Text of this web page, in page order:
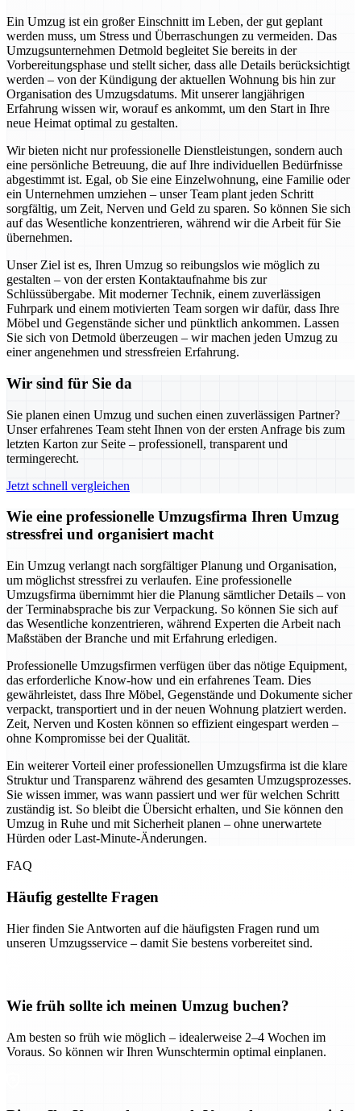
Ein Umzug ist ein großer Einschnitt im Leben, der gut geplant
werden muss, um Stress und Überraschungen zu vermeiden. Das
Umzugsunternehmen Detmold begleitet Sie bereits in der
Vorbereitungsphase und stellt sicher, dass alle Details berücksichtigt
werden – von der Kündigung der aktuellen Wohnung bis hin zur
Organisation des Umzugsdatums. Mit unserer langjährigen
Erfahrung wissen wir, worauf es ankommt, um den Start in Ihre
neue Heimat optimal zu gestalten.
Wir bieten nicht nur professionelle Dienstleistungen, sondern auch
eine persönliche Betreuung, die auf Ihre individuellen Bedürfnisse
abgestimmt ist. Egal, ob Sie eine Einzelwohnung, eine Familie oder
ein Unternehmen umziehen – unser Team plant jeden Schritt
sorgfältig, um Zeit, Nerven und Geld zu sparen. So können Sie sich
auf das Wesentliche konzentrieren, während wir die Arbeit für Sie
übernehmen.
Unser Ziel ist es, Ihren Umzug so reibungslos wie möglich zu
gestalten – von der ersten Kontaktaufnahme bis zur
Schlüssübergabe. Mit moderner Technik, einem zuverlässigen
Fuhrpark und einem motivierten Team sorgen wir dafür, dass Ihre
Möbel und Gegenstände sicher und pünktlich ankommen. Lassen
Sie sich von Detmold überzeugen – wir machen jeden Umzug zu
einer angenehmen und stressfreien Erfahrung.
Wir sind für Sie da
Sie planen einen Umzug und suchen einen zuverlässigen Partner?
Unser erfahrenes Team steht Ihnen von der ersten Anfrage bis zum
letzten Karton zur Seite – professionell, transparent und
termingerecht.
Jetzt schnell vergleichen
Wie eine professionelle Umzugsfirma Ihren Umzug
stressfrei und organisiert macht
Ein Umzug verlangt nach sorgfältiger Planung und Organisation,
um möglichst stressfrei zu verlaufen. Eine professionelle
Umzugsfirma übernimmt hier die Planung sämtlicher Details – von
der Terminabsprache bis zur Verpackung. So können Sie sich auf
das Wesentliche konzentrieren, während Experten die Arbeit nach
Maßstäben der Branche und mit Erfahrung erledigen.
Professionelle Umzugsfirmen verfügen über das nötige Equipment,
das erforderliche Know-how und ein erfahrenes Team. Dies
gewährleistet, dass Ihre Möbel, Gegenstände und Dokumente sicher
verpackt, transportiert und in der neuen Wohnung platziert werden.
Zeit, Nerven und Kosten können so effizient eingespart werden –
ohne Kompromisse bei der Qualität.
Ein weiterer Vorteil einer professionellen Umzugsfirma ist die klare
Struktur und Transparenz während des gesamten Umzugsprozesses.
Sie wissen immer, was wann passiert und wer für welchen Schritt
zuständig ist. So bleibt die Übersicht erhalten, und Sie können den
Umzug in Ruhe und mit Sicherheit planen – ohne unerwartete
Hürden oder Last-Minute-Änderungen.
FAQ
Häufig gestellte Fragen
Hier finden Sie Antworten auf die häufigsten Fragen rund um
unseren Umzugsservice – damit Sie bestens vorbereitet sind.
Wie früh sollte ich meinen Umzug buchen?
Am besten so früh wie möglich – idealerweise 2–4 Wochen im
Voraus. So können wir Ihren Wunschtermin optimal einplanen.